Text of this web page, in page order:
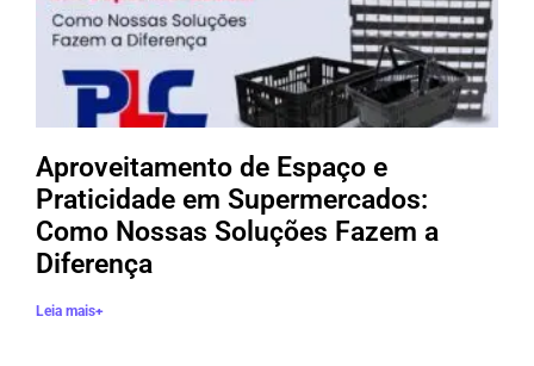
Aproveitamento de Espaço e
Praticidade em Supermercados:
Como Nossas Soluções Fazem a
Diferença
Leia mais+